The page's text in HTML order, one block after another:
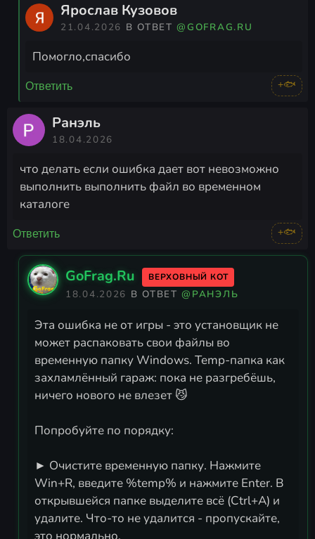
Ярослав Кузовов
21.04.2026 В ОТВЕТ@GOFRAG.RU
Помогло,спасибо
Ответить +🐟
Ранэль
18.04.2026
что делать если ошибка дает вот невозможно
выполнить выполнить файл во временном
каталоге
Ответить +🐟
GoFrag.Ru ВЕРХОВНЫЙ КОТ
18.04.2026 В ОТВЕТ@РАНЭЛЬ
Эта ошибка не от игры - это установщик не
может распаковать свои файлы во
временную папку Windows. Temp-папка как
захламлённый гараж: пока не разгребёшь,
ничего нового не влезет 😼
Попробуйте по порядку:
► Очистите временную папку. Нажмите
Win+R, введите %temp% и нажмите Enter. В
открывшейся папке выделите всё (Ctrl+A) и
удалите. Что-то не удалится - пропускайте,